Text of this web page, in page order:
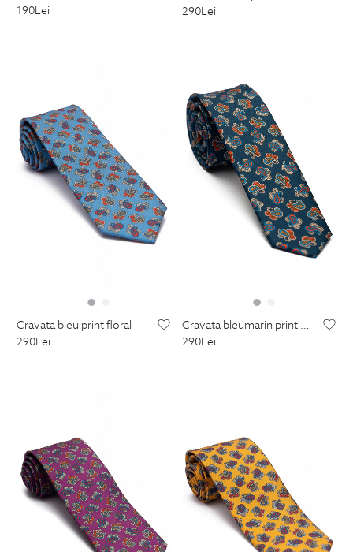
190Lei
290Lei
cravata bleu print floral
290Lei
cravata bleumarin print floral
290Lei